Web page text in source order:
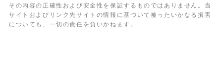
その内容の正確性および安全性を保証するものではありません。当
サイトおよびリンク先サイトの情報に基づいて被ったいかなる損害
についても、一切の責任を負いかねます。